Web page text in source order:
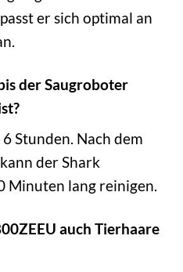
er sich optimal an
der Saugroboter
Stunden. Nach dem
der Shark
Minuten lang reinigen.
auch Tierhaare